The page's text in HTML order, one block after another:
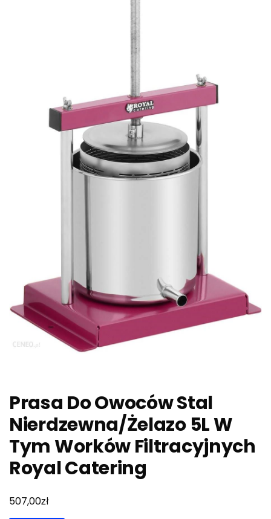
Prasa Do Owoców Stal
Nierdzewna/Żelazo 5L W
Tym Worków Filtracyjnych
Royal Catering
507,00zł